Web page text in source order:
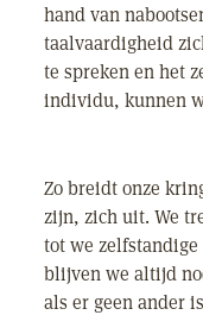
hand van
taalvaardigheid
te spreken en het
individu, kunnen
Zo breidt onze
zijn, zich uit. We
tot we
blijven we altijd
als er geen ander